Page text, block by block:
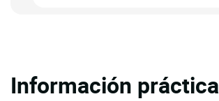
Información práctica